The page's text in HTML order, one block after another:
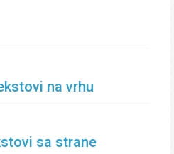
na vrhu
sa strane